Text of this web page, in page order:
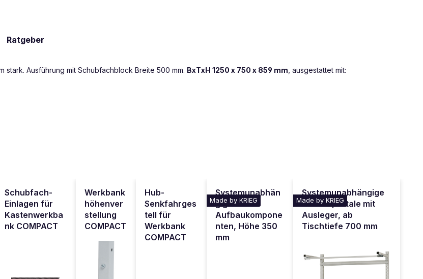
Ratgeber
stark. Ausführung mit Schubfachblock Breite 500 mm. BxTxH 1250 x 750 x 859 mm , ausgestattet mit:
Schubfach-
Einlagen für
Kastenwerkba
nk COMPACT
Werkbank
höhenver
stellung
COMPACT
Hub-
Senkfahrges
tell für
Werkbank
COMPACT
Made by KRIEG
Systemunabhän
gige
Aufbaukompone
nten, Höhe 350
mm
Made by KRIEG
Systemunabhängige
Aufbauportale mit
Ausleger, ab
Tischtiefe 700 mm